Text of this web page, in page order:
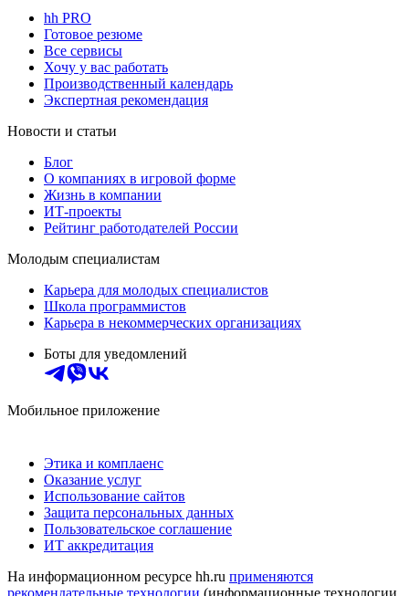
hh PRO
Готовое резюме
Все сервисы
Хочу у вас работать
Производственный календарь
Экспертная рекомендация
Новости и статьи
Блог
О компаниях в игровой форме
Жизнь в компании
ИТ-проекты
Рейтинг работодателей России
Молодым специалистам
Карьера для молодых специалистов
Школа программистов
Карьера в некоммерческих организациях
Боты для уведомлений
Мобильное приложение
Этика и комплаенс
Оказание услуг
Использование сайтов
Защита персональных данных
Пользовательское соглашение
ИТ аккредитация
На информационном ресурсе hh.ru применяются
рекомендательные технологии (информационные технологии